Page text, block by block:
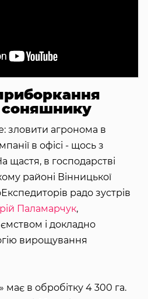
соняшнику
зловити агронома в
в офісі - щось з
щастя, в господарстві
районі Вінницької
радо зустрів
Паламарчук,
і докладно
вирощування
має в обробітку 4 300 га.